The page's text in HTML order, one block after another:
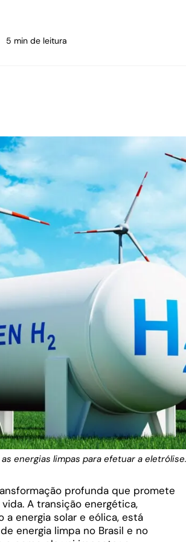
5 min de leitura
energias limpas para efetuar a eletrólise.
profunda que promete
A transição energética,
energia solar e eólica, está
energia limpa no Brasil e no